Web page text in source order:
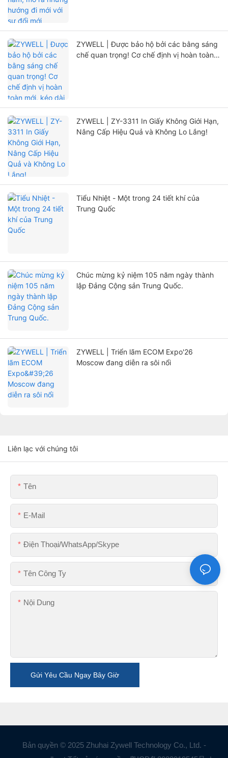
ZYWELL | Được bảo hộ bởi các bằng sáng
chế quan trọng! Cơ chế định vị hoàn toàn
ZYWELL | ZY-3311 In Giấy Không Giới Hạn,
Nâng Cấp Hiệu Quả và Không Lo Lắng!
Tiểu Nhiệt - Một trong 24 tiết khí của
Trung Quốc
Chúc mừng kỷ niệm 105 năm ngày thành
lập Đảng Cộng sản Trung Quốc.
ZYWELL | Triển lãm ECOM Expo'26
Moscow đang diễn ra sôi nổi
Liên lạc với chúng tôi
Tên
E-Mail
Điện Thoại/WhatsApp/Skype
Tên Công Ty
Nội Dung
Gửi Yêu Cầu Ngay Bây Giờ
Bản quyền © 2025 Zhuhai Zywell Technology Co., Ltd. -